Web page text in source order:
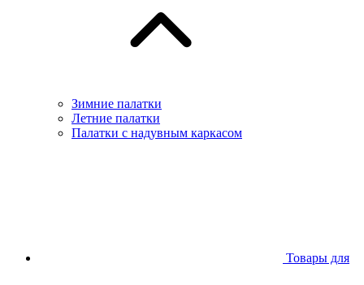
Зимние палатки
Летние палатки
Палатки с надувным каркасом
Товары для